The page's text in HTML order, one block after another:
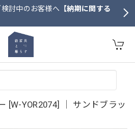
討中のお客様へ 【納期に関する
[W-YOR2074] ｜ サンドブラッ